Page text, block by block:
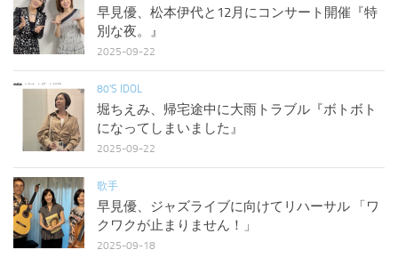
早見優、松本伊代と12月にコンサート開催『特
別な夜。』
2025-09-22
80'S IDOL
堀ちえみ、帰宅途中に大雨トラブル『ボトボト
になってしまいました』
2025-09-22
歌手
早見優、ジャズライブに向けてリハーサル 「ワ
クワクが止まりません！」
2025-09-18